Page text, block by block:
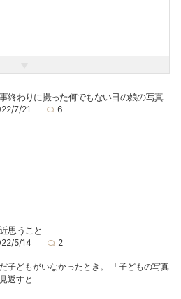
ながら、ステキな瞬間を写真
して、地道に種類を増やして
ネや小さな苗からじっくり育
ば、よろしくお願いします＾
終わりに撮った何でもない日の娘の写真
7/21 6
思うこと
5/14 2
子どもがいなかったとき。 「子どもの写真
返すと